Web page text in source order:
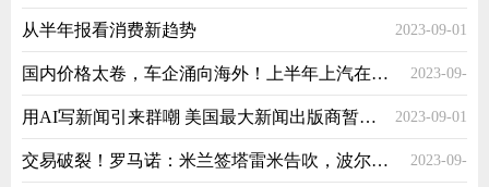
从半年报看消费新趋势 2023-09-01
国内价格太卷，车企涌向海外！上半年上汽在海外卖了53万辆 2023-09-
01
用AI写新闻引来群嘲 美国最大新闻出版商暂停相关服务 2023-09-01
交易破裂！罗马诺：米兰签塔雷米告吹，波尔图确认塔雷米留队 2023-09-